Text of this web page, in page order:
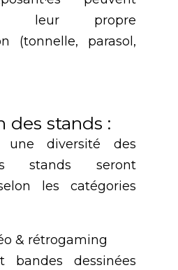
leur propre
(tonnelle, parasol,
des stands :
une diversité des
stands seront
les catégories
& rétrogaming
bandes dessinées